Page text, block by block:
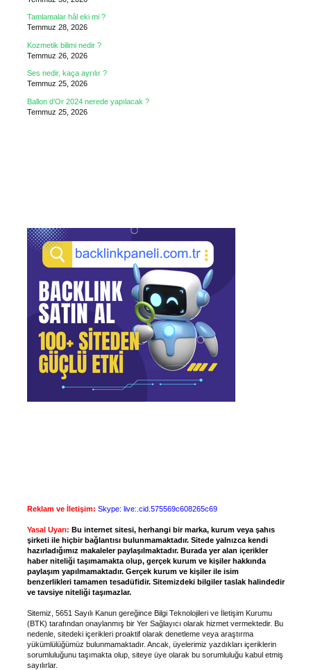
Tamlamalar hâl eki mi ?
Temmuz 28, 2026
Kozmetik bilimi nedir ?
Temmuz 26, 2026
Ses nedir, kaça ayrılır ?
Temmuz 25, 2026
Ballon d’Or 2024 nerede yapılacak ?
Temmuz 25, 2026
Reklam ve İletişim: Skype: live:.cid.575569c608265c69
Yasal Uyarı: Bu internet sitesi, herhangi bir marka, kurum veya şahıs
şirketi ile hiçbir bağlantısı bulunmamaktadır. Sitede yalnızca kendi
hazırladığımız makaleler paylaşılmaktadır. Burada yer alan içerikler
haber niteliği taşımamakta olup, gerçek kurum ve kişiler hakkında
paylaşım yapılmamaktadır. Gerçek kurum ve kişiler ile isim
benzerlikleri tamamen tesadüfidir. Sitemizdeki bilgiler taslak halindedir
ve tavsiye niteliği taşımazlar.
Sitemiz, 5651 Sayılı Kanun gereğince Bilgi Teknolojileri ve İletişim Kurumu
(BTK) tarafından onaylanmış bir Yer Sağlayıcı olarak hizmet vermektedir. Bu
nedenle, sitedeki içerikleri proaktif olarak denetleme veya araştırma
yükümlülüğümüz bulunmamaktadır. Ancak, üyelerimiz yazdıkları içeriklerin
sorumluluğunu taşımakta olup, siteye üye olarak bu sorumluluğu kabul etmiş
sayılırlar.